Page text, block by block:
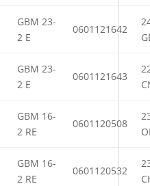
GBM 23-
2 E
0601121642
GBM 23-
2 E
0601121643
GBM 16-
2 RE
0601120508
GBM 16-
2 RE
0601120532